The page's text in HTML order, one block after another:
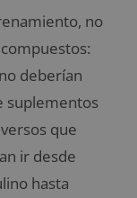
no
deberían
suplementos
que
ir desde
hasta